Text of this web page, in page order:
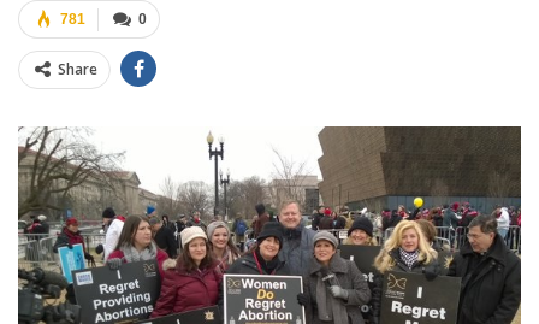
0
781
Share